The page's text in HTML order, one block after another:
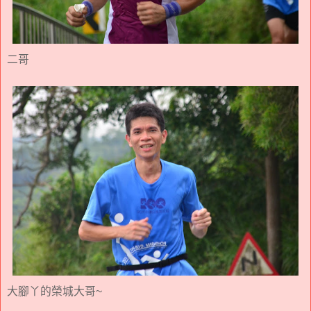
二哥
大腳丫的榮城大哥~